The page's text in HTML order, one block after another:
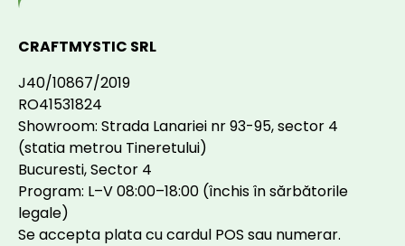
CRAFTMYSTIC SRL
J40/10867/2019
RO41531824
Showroom: Strada Lanariei nr 93-95, sector 4
(statia metrou Tineretului)
Bucuresti, Sector 4
Program: L–V 08:00–18:00 (închis în sărbătorile
legale)
Se accepta plata cu cardul POS sau numerar.